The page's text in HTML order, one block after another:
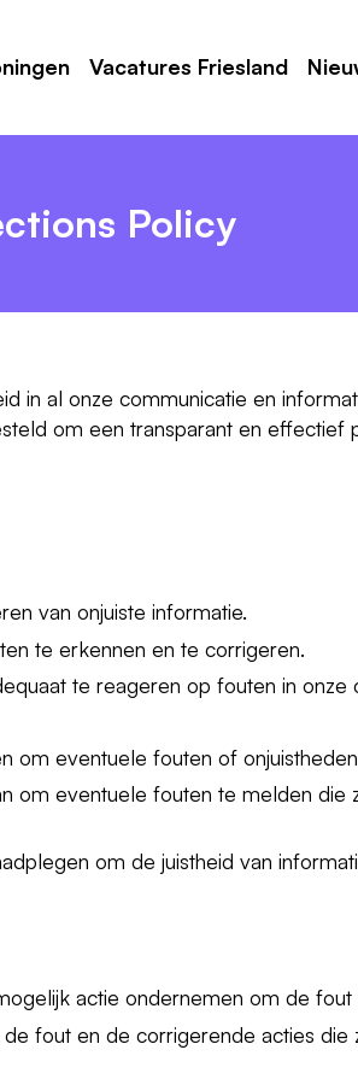
Vacatures Friesland
Policy
in al onze communicatie en
om een transparant en
van onjuiste informatie.
te erkennen en te corrigeren.
te reageren op fouten in onze
om eventuele fouten of
om eventuele fouten te melden die
om de juistheid van
actie ondernemen om de
fout en de corrigerende acties